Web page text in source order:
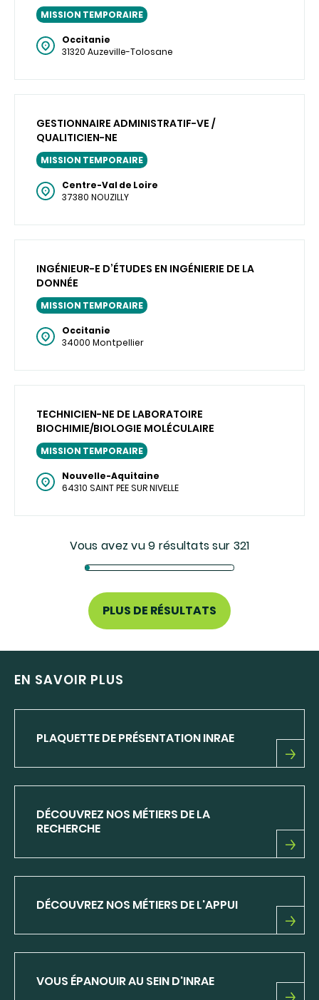
MISSION TEMPORAIRE
Occitanie
31320 Auzeville-Tolosane
GESTIONNAIRE ADMINISTRATIF-VE /
QUALITICIEN-NE
MISSION TEMPORAIRE
Centre-Val de Loire
37380 NOUZILLY
INGÉNIEUR-E D’ÉTUDES EN INGÉNIERIE DE LA
DONNÉE
MISSION TEMPORAIRE
Occitanie
34000 Montpellier
TECHNICIEN-NE DE LABORATOIRE
BIOCHIMIE/BIOLOGIE MOLÉCULAIRE
MISSION TEMPORAIRE
Nouvelle-Aquitaine
64310 SAINT PEE SUR NIVELLE
Vous avez vu 9 résultats sur 321
PLUS DE RÉSULTATS
EN SAVOIR PLUS
PLAQUETTE DE PRÉSENTATION INRAE
PLAQUETTE
INRAE
DÉCOUVREZ NOS MÉTIERS DE LA
RECHERCHE
DÉCOUVREZ
DE
LA
DÉCOUVREZ NOS MÉTIERS DE L'APPUI
DÉCOUVREZ
L'APPUI
VOUS ÉPANOUIR AU SEIN D'INRAE